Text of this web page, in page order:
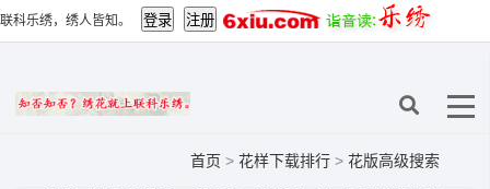
联科乐绣，绣人皆知。
首页 > 花样下载排行 > 花版高级搜索